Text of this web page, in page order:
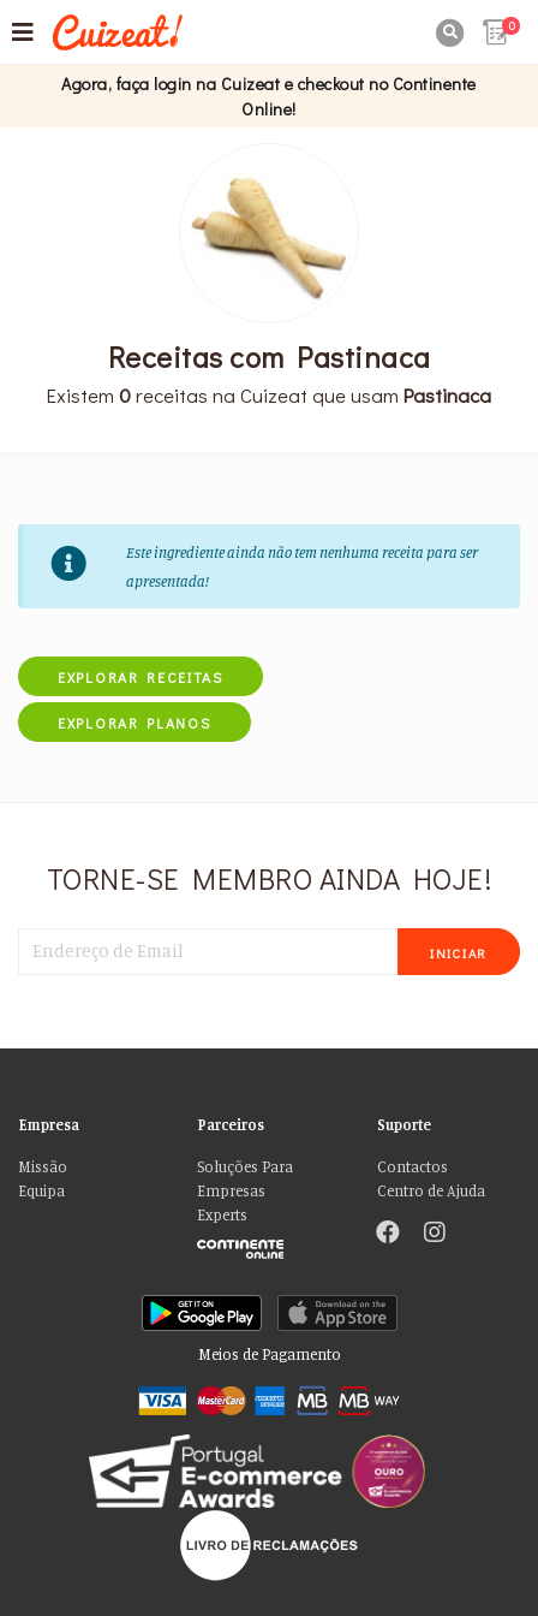
0
Agora, faça login na Cuizeat e checkout no Continente
Online!
Receitas com Pastinaca
Existem 0receitas na Cuizeat que usam Pastinaca
Este ingrediente ainda não tem nenhuma receita para ser
apresentada!
EXPLORAR RECEITAS
EXPLORAR PLANOS
TORNE-SE MEMBRO AINDA HOJE!
INICIAR
Empresa
Missão
Equipa
Parceiros
Soluções Para
Empresas
Experts
Suporte
Contactos
Centro de Ajuda
Meios de Pagamento
Por favor aceite as nossas deliciosas